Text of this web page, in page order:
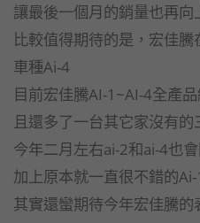
讓最後一個月的銷量也再向
比較值得期待的是，宏佳
車種Ai-4
目前宏佳騰AI-1~AI-4全產
且還多了一台其它家沒有的
今年二月左右ai-2和ai-4也
加上原本就一直很不錯的
其實還蠻期待今年宏佳騰的